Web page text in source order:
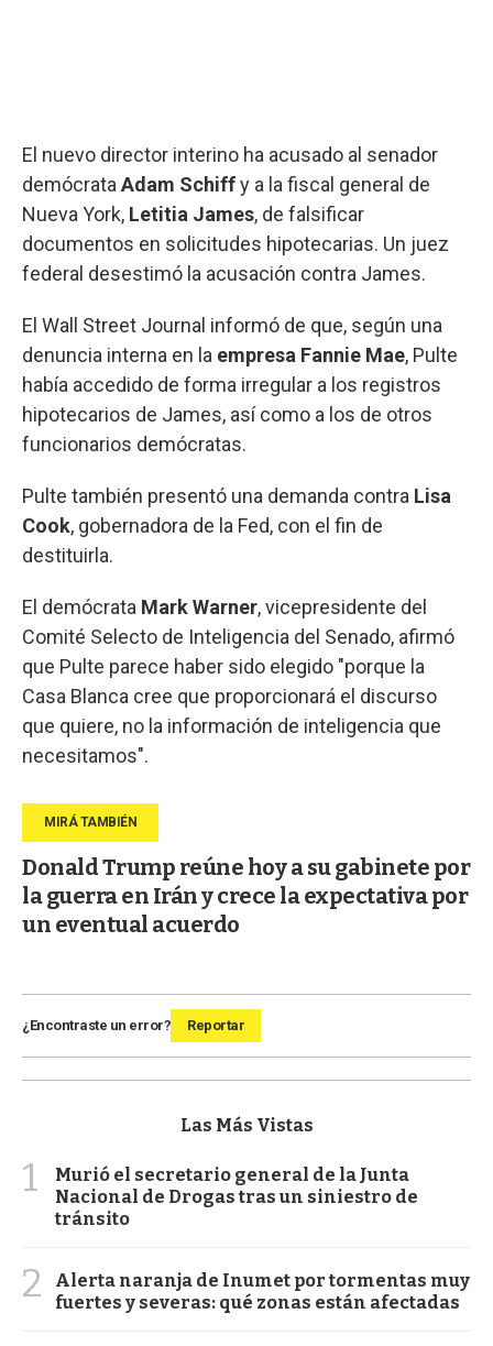
El nuevo director interino ha acusado al senador
demócrata Adam Schiffy a la fiscal general de
Nueva York, Letitia James, de falsificar
documentos en solicitudes hipotecarias. Un juez
federal desestimó la acusación contra James.
El Wall Street Journal informó de que, según una
denuncia interna en la empresa Fannie Mae, Pulte
había accedido de forma irregular a los registros
hipotecarios de James, así como a los de otros
funcionarios demócratas.
Pulte también presentó una demanda contra Lisa
Cook, gobernadora de la Fed, con el fin de
destituirla.
El demócrata Mark Warner, vicepresidente del
Comité Selecto de Inteligencia del Senado, afirmó
que Pulte parece haber sido elegido "porque la
Casa Blanca cree que proporcionará el discurso
que quiere, no la información de inteligencia que
necesitamos".
Donald Trump reúne hoy a su gabinete por
la guerra en Irán y crece la expectativa por
un eventual acuerdo
¿Encontraste un error? Reportar
Las Más Vistas
1
Murió el secretario general de la Junta
Nacional de Drogas tras un siniestro de
tránsito
2
Alerta naranja de Inumet por tormentas muy
fuertes y severas: qué zonas están afectadas